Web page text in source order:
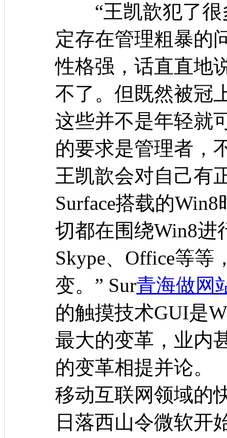
“王凯歆犯了很
定存在管理粗暴的
性格强，话直直地
不了。但既然被冠
这些并不是年轻就
的要求是管理者，
王凯歆会对自己有
Surface搭载的
切都在围绕Win8进
Skype、Office等等
变。” Sur青海做网
的触摸技术GUI是
最大的变革，业内
的变革相提并论。
移动互联网领域的
日落西山令微软开